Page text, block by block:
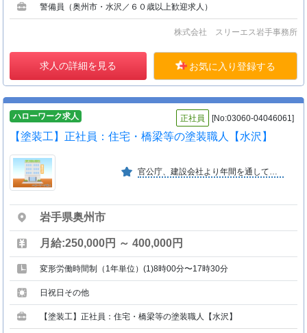
警備員（奥州市・水沢／６０歳以上歓迎求人）
株式会社 スリーエス岩手事務所
求人の詳細を見る お気に入り登録する
ハローワーク求人 正社員 [No:03060-04046061]
【塗装工】正社員：住宅・橋梁等の塗装職人【水沢】
岩手県奥州市
月給:250,000円 ～ 400,000円
変形労働時間制（1年単位）(1)8時00分〜17時30分
日祝日その他
【塗装工】正社員：住宅・橋梁等の塗装職人【水沢】